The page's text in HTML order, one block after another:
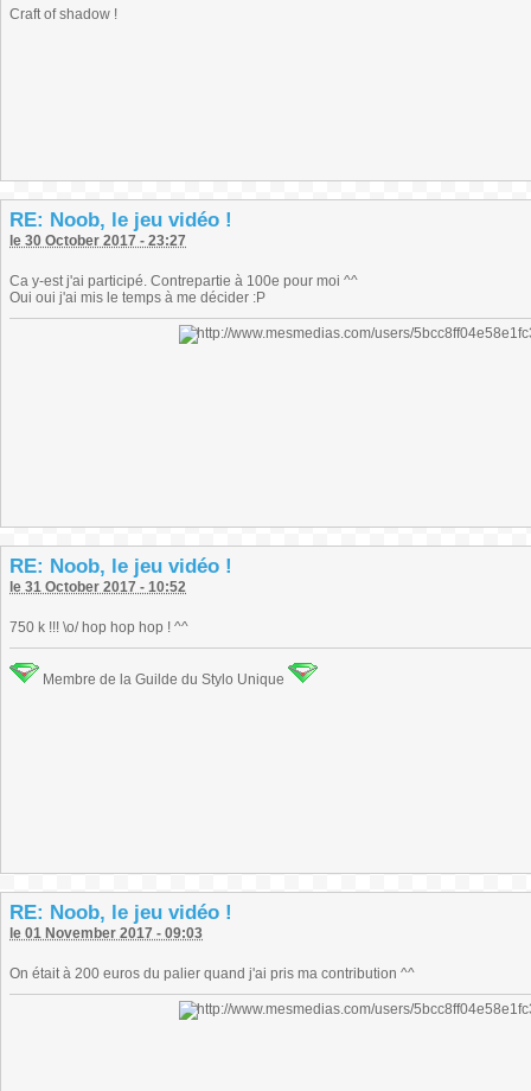
Craft of shadow !
RE: Noob, le jeu vidéo !
le 30 October 2017 - 23:27
Ca y-est j'ai participé. Contrepartie à 100e pour moi ^^
Oui oui j'ai mis le temps à me décider :P
RE: Noob, le jeu vidéo !
le 31 October 2017 - 10:52
750 k !!! \o/ hop hop hop ! ^^
Membre de la Guilde du Stylo Unique
RE: Noob, le jeu vidéo !
le 01 November 2017 - 09:03
On était à 200 euros du palier quand j'ai pris ma contribution ^^